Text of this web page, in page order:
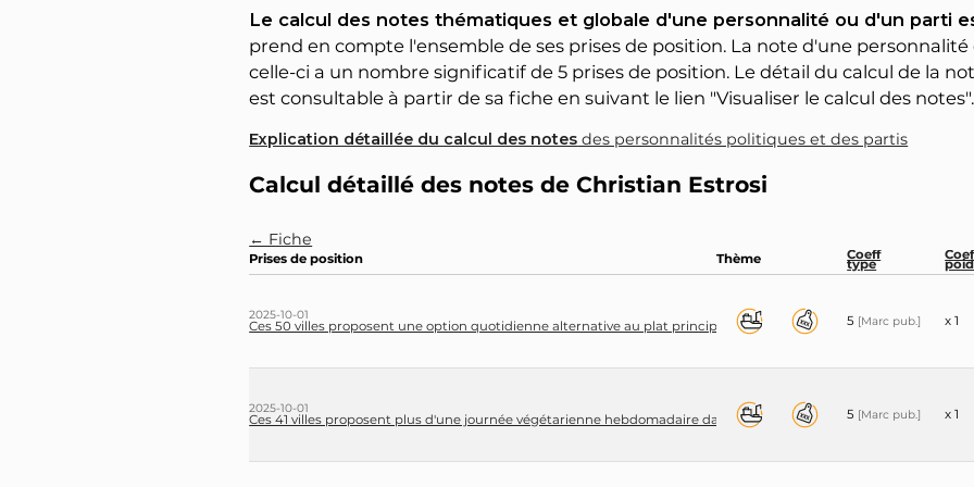
Le calcul des notes thématiques et globale d'une personnalité ou d'un parti
prend en compte l'ensemble de ses prises de position. La note d'une
celle-ci a un nombre significatif de 5 prises de position. Le détail du calcul de la
est consultable à partir de sa fiche en suivant le lien "Visualiser le calcul des notes".
Explication détaillée du calcul des notes des personnalités politiques et des partis
Calcul détaillé des notes de Christian Estrosi
← Fiche
Prises de position Thème Coeff
type
2025-10-01
Ces 50 villes proposent une option quotidienne alternative au plat principal, dite «sans viande» voir
5 [Marc pub.] x 1
2025-10-01
Ces 41 villes proposent plus d'une journée végétarienne hebdomadaire dans leurs cantines scolaires, soit entre 5
5 [Marc pub.] x 1